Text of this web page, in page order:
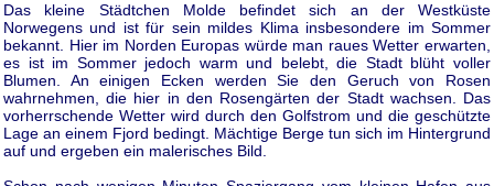
Das kleine Städtchen Molde befindet sich an der Westküste
Norwegens und ist für sein mildes Klima insbesondere im Sommer
bekannt. Hier im Norden Europas würde man raues Wetter erwarten,
es ist im Sommer jedoch warm und belebt, die Stadt blüht voller
Blumen. An einigen Ecken werden Sie den Geruch von Rosen
wahrnehmen, die hier in den Rosengärten der Stadt wachsen. Das
vorherrschende Wetter wird durch den Golfstrom und die geschützte
Lage an einem Fjord bedingt. Mächtige Berge tun sich im Hintergrund
auf und ergeben ein malerisches Bild.